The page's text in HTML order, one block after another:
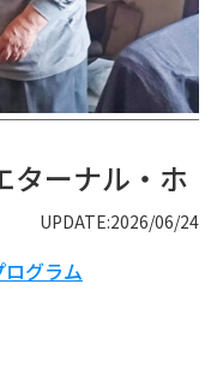
ターナル・ホ
UPDATE:2026/06/24
グラム